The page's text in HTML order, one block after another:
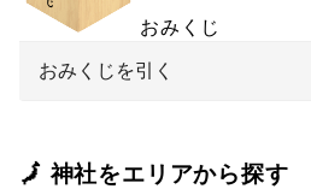
おみくじ
おみくじを引く
🗾 神社をエリアから探す